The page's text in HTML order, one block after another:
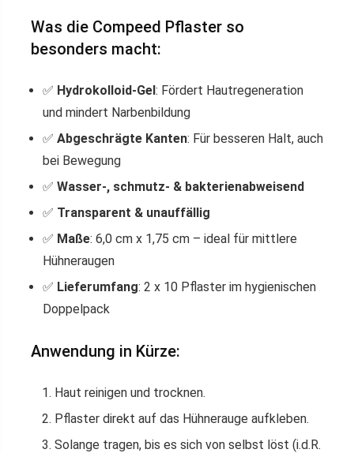
Was die Compeed Pflaster so
besonders macht:
✅ Hydrokolloid-Gel: Fördert Hautregeneration
und mindert Narbenbildung
✅ Abgeschrägte Kanten: Für besseren Halt, auch
bei Bewegung
✅ Wasser-, schmutz- & bakterienabweisend
✅ Transparent & unauffällig
✅ Maße: 6,0 cm x 1,75 cm – ideal für mittlere
Hühneraugen
✅ Lieferumfang: 2 x 10 Pflaster im hygienischen
Doppelpack
Anwendung in Kürze:
Haut reinigen und trocknen.
Pflaster direkt auf das Hühnerauge aufkleben.
Solange tragen, bis es sich von selbst löst (i.d.R.